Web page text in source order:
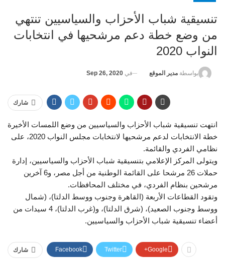
تنسيقية شباب الأحزاب والسياسيين تنتهي
من وضع خطة دعم مرشحيها في انتخابات
النواب 2020
بواسطة مدير الموقع في Sep 26, 2020
شارك
انتهت تنسيقية شباب الأحزاب والسياسيين من وضع اللمسات الأخيرة
خطة الانتخابات لدعم مرشحيها لانتخابات مجلس النواب 2020، على
نظامي الفردي والقائمة.
ويتولى المركز الإعلامي بتنسيقية شباب الأحزاب والسياسيين، إدارة
حملات 26 مرشحا على القائمة الوطنية من أجل مصر، و6 آخرين
مرشحين بنظام الفردي، في مختلف المحافظات.
وتقود القطاعات الأربعة (القاهرة وجنوب ووسط الدلتا)، (شمال
ووسط وجنوب الصعيد)، (شرق الدلتا)، و(غرب الدلتا)، 4 سيدات من
أعضاء تنسيقية شباب الأحزاب والسياسيين.
شارك Facebook Twitter Google+